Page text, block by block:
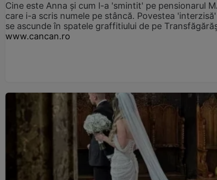
Cine este Anna și cum l-a 'smintit' pe pensionarul
care i-a scris numele pe stâncă. Povestea
se ascunde în spatele graffitiului de pe
www.cancan.ro